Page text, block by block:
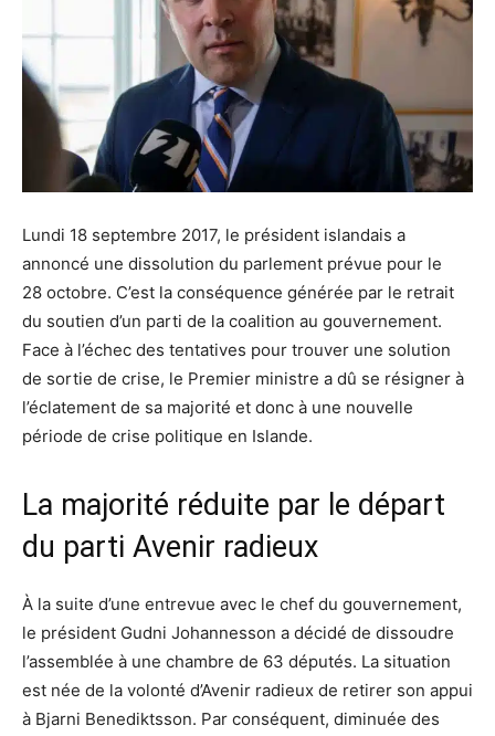
Lundi 18 septembre 2017, le président islandais a
annoncé une dissolution du parlement prévue pour le
28 octobre. C’est la conséquence générée par le retrait
du soutien d’un parti de la coalition au gouvernement.
Face à l’échec des tentatives pour trouver une solution
de sortie de crise, le Premier ministre a dû se résigner à
l’éclatement de sa majorité et donc à une nouvelle
période de crise politique en Islande.
La majorité réduite par le départ
du parti Avenir radieux
À la suite d’une entrevue avec le chef du gouvernement,
le président Gudni Johannesson a décidé de dissoudre
l’assemblée à une chambre de 63 députés. La situation
est née de la volonté d’Avenir radieux de retirer son appui
à Bjarni Benediktsson. Par conséquent, diminuée des